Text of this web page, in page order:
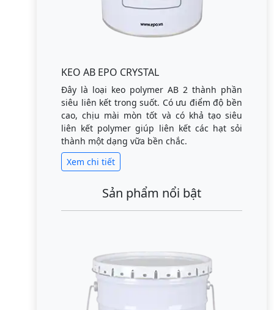
KEO AB EPO CRYSTAL
Đây là loại keo polymer AB 2 thành phần
siêu liên kết trong suốt. Có ưu điểm độ bền
cao, chịu mài mòn tốt và có khả tạo siêu
liên kết polymer giúp liên kết các hạt sỏi
thành một dạng vữa bền chắc.
Xem chi tiết
Sản phẩm nổi bật